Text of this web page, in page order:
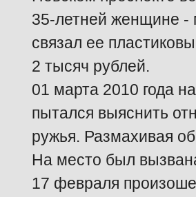
35-летней женщине -
связал ее
2 тысяч рублей.
01 марта 2010 года
пытался выяснить
ружья. Размахивая
На место был
17 февраля